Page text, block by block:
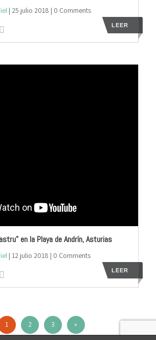
| 25 julio 2018 | 0 Comments
LEER
en la Playa de Andrín, Asturias
| 12 julio 2018 | 0 Comments
LEER
1 2 3 »